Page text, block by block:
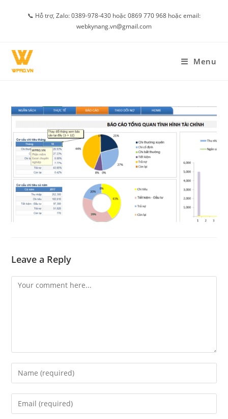
📞 Hỗ trợ, Zalo: 0389-978-430 hoặc 0869 770 968 hoặc email:
webkynang.vn@gmail.com
Menu
Leave a Reply
Comment
Enter
your
name
Enter
your